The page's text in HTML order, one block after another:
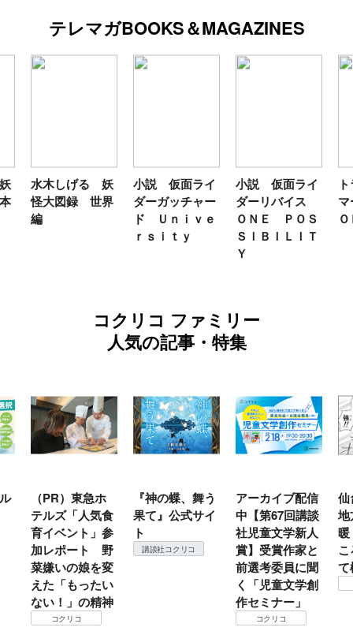
テレマガBOOKS＆MAGAZINES
水木しげる 妖
怪大図録 世界
編
小説 仮面ライ
ダーガッチャー
ド Ｕｎｉｖｅ
ｒｓｉｔｙ
小説 仮面ライ
ダーリバイス
ＯＮＥ ＰＯＳ
ＳＩＢＩＬＩＴ
Ｙ
コクリコ ファミリー
人気の記事・特集
（PR）東急ホ
テルズ「人気食
育イベント」参
加レポート 野
菜嫌いの娘を変
えた「もったい
ない！」の精神
コクリコ
『神の蝶、舞う
果て』公式サイ
ト
講談社コクリコ
アーカイブ配信
中【第67回講談
社児童文学新人
賞】受賞作家と
前選考委員に聞
く「児童文学創
作セミナー」
コクリコ
仙
地
て